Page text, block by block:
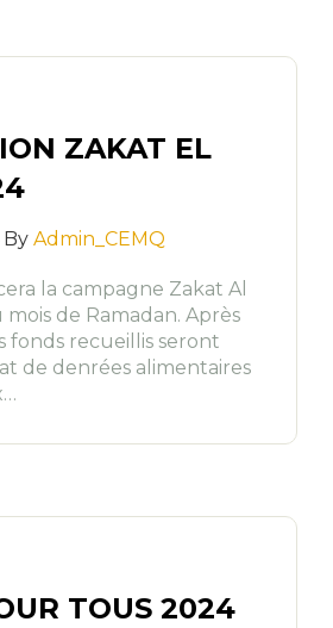
ZAKAT EL
By Admin_CEMQ
la campagne Zakat Al
mois de Ramadan. Après
fonds recueillis seront
de denrées alimentaires
TOUS 2024